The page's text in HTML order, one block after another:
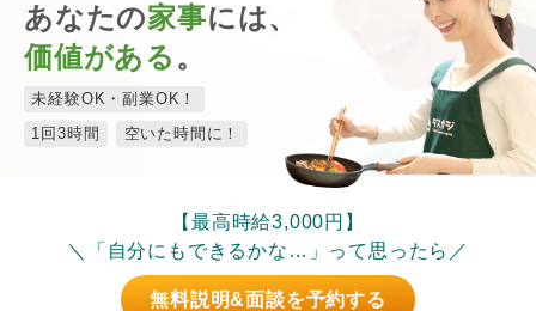
あなたの家事には、
価値がある 。
未経験OK・副業OK！
1回3時間
空いた時間に！
【最高時給3,000円】
＼「自分にもできるかな…」って思ったら／
無料説明&面談を予約する